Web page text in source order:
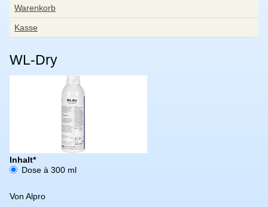
Warenkorb
Kasse
WL-Dry
Pflichtfeld
Inhalt*
Dose à 300 ml
Von Alpro